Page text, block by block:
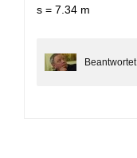
s = 7.34 m
Beantwortet